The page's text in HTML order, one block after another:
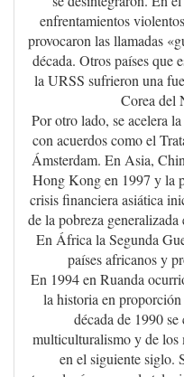
enfrentamientos
provocaron las llamadas
década. Otros países que
la URSS sufrieron una
Corea del
Por otro lado, se acelera
con acuerdos como el
Ámsterdam. En Asia,
Hong Kong en 1997 y la
crisis financiera asiática
de la pobreza
En África la Segunda
países africanos y
En 1994 en Ruanda
la historia en
década de 1990
multiculturalismo y de los
en el siguiente siglo.